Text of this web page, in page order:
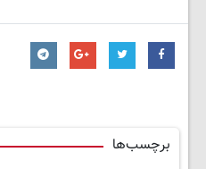
برچسب‌ها